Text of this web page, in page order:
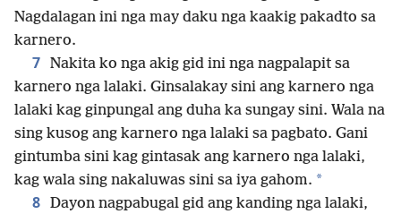
Nagdalagan ini nga may daku nga kaakig pakadto sa
karnero.
7 Nakita ko nga akig gid ini nga nagpalapit sa
karnero nga lalaki. Ginsalakay sini ang karnero nga
lalaki kag ginpungal ang duha ka sungay sini. Wala na
sing kusog ang karnero nga lalaki sa pagbato. Gani
gintumba sini kag gintasak ang karnero nga lalaki,
kag wala sing nakaluwas sini sa iya gahom. *
8 Dayon nagpabugal gid ang kanding nga lalaki,